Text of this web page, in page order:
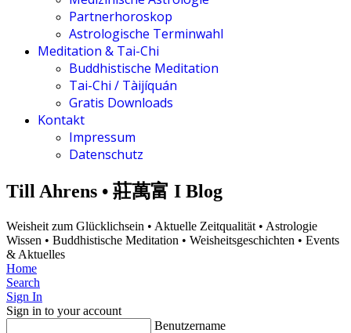
Partnerhoroskop
Astrologische Terminwahl
Meditation & Tai-Chi
Buddhistische Meditation
Tai-Chi / Tàijíquán
Gratis Downloads
Kontakt
Impressum
Datenschutz
Till Ahrens • 莊萬富 I Blog
Weisheit zum Glücklichsein • Aktuelle Zeitqualität • Astrologie
Wissen • Buddhistische Meditation • Weisheitsgeschichten • Events
& Aktuelles
Home
Search
Sign In
Sign in to your account
Benutzername